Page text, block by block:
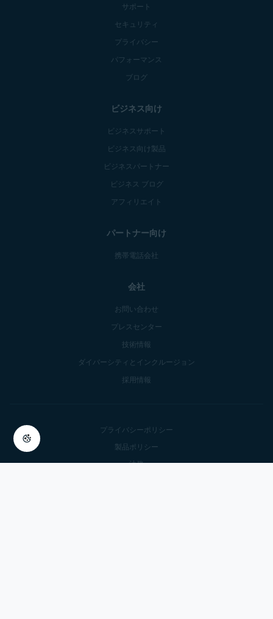
サポート
セキュリティ
プライバシー
パフォーマンス
ブログ
ビジネス向け
ビジネスサポート
ビジネス向け製品
ビジネスパートナー
ビジネス ブログ
アフィリエイト
パートナー向け
携帯電話会社
会社
お問い合わせ
プレスセンター
技術情報
ダイバーシティとインクルージョン
採用情報
プライバシーポリシー
製品ポリシー
法務